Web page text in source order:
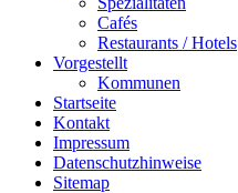
Cafés
Restaurants / Hotels
Vorgestellt
Kommunen
Startseite
Kontakt
Impressum
Datenschutzhinweise
Sitemap